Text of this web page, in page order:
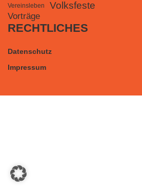
Vereinsleben Volksfeste
Vorträge
RECHTLICHES
Datenschutz
Impressum